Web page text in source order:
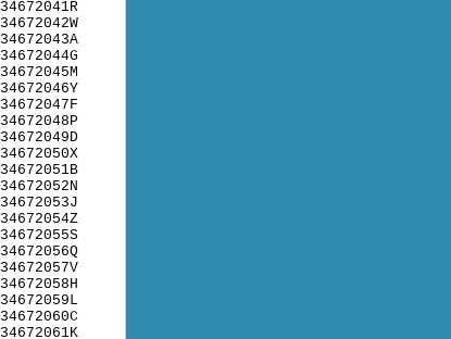
34672041R
34672042W
34672043A
34672044G
34672045M
34672046Y
34672047F
34672048P
34672049D
34672050X
34672051B
34672052N
34672053J
34672054Z
34672055S
34672056Q
34672057V
34672058H
34672059L
34672060C
34672061K